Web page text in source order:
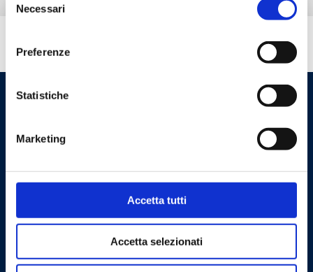
delNecessari
Preferenze
Statistiche
Marketing
Accetta tutti
Accetta selezionati
Cookie Policy Privacy Policy